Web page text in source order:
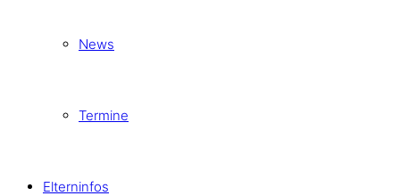
News
Termine
Elterninfos